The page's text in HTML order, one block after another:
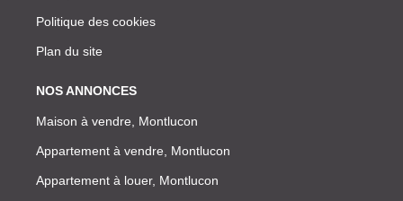
Politique des cookies
Plan du site
NOS ANNONCES
Maison à vendre, Montlucon
Appartement à vendre, Montlucon
Appartement à louer, Montlucon